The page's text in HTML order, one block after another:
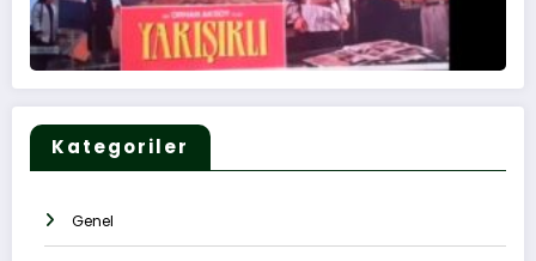
Kategoriler
Genel